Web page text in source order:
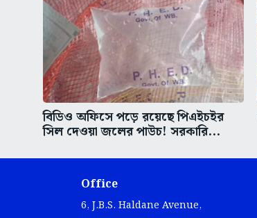
বিডিও অফিসে পড়ে রয়েছে পিএইচইর
সিল দেওয়া জলের পাউচ! সরকারি...
Office
6, J.B.S. Haldane Avenue,